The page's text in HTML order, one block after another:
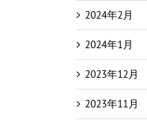
2024年2月
2024年1月
2023年12月
2023年11月